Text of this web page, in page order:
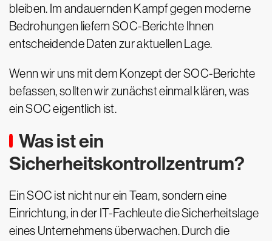
bleiben. Im andauernden Kampf gegen moderne
Bedrohungen liefern SOC-Berichte Ihnen
entscheidende Daten zur aktuellen Lage.
Wenn wir uns mit dem Konzept der SOC-Berichte
befassen, sollten wir zunächst einmal klären, was
ein SOC eigentlich ist.
Was ist ein
Sicherheitskontrollzentrum?
Ein SOC ist nicht nur ein Team, sondern eine
Einrichtung, in der IT-Fachleute die Sicherheitslage
eines Unternehmens überwachen. Durch die